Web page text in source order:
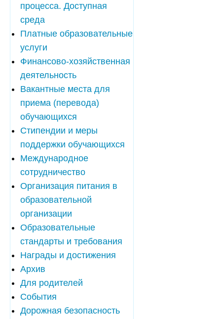
процесса. Доступная
среда
Платные образовательные
услуги
Финансово-хозяйственная
деятельность
Вакантные места для
приема (перевода)
обучающихся
Стипендии и меры
поддержки обучающихся
Международное
сотрудничество
Организация питания в
образовательной
организации
Образовательные
стандарты и требования
Награды и достижения
Архив
Для родителей
События
Дорожная безопасность